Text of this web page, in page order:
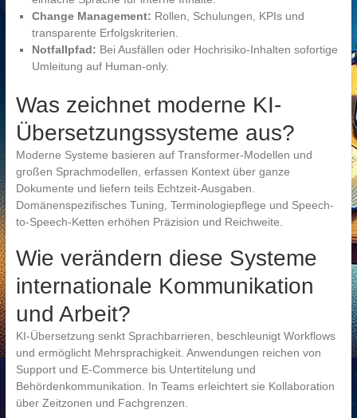
Change Management: Rollen, Schulungen, KPIs und
transparente Erfolgskriterien.
Notfallpfad: Bei Ausfällen oder Hochrisiko-Inhalten sofortige
Umleitung auf Human-only.
Was zeichnet moderne KI-
Übersetzungssysteme aus?
Moderne Systeme basieren auf Transformer-Modellen und
großen Sprachmodellen, erfassen Kontext über ganze
Dokumente und liefern teils Echtzeit-Ausgaben.
Domänenspezifisches Tuning, Terminologiepflege und Speech-
to-Speech-Ketten erhöhen Präzision und Reichweite.
Wie verändern diese Systeme
internationale Kommunikation
und Arbeit?
KI-Übersetzung senkt Sprachbarrieren, beschleunigt Workflows
und ermöglicht Mehrsprachigkeit. Anwendungen reichen von
Support und E-Commerce bis Untertitelung und
Behördenkommunikation. In Teams erleichtert sie Kollaboration
über Zeitzonen und Fachgrenzen.